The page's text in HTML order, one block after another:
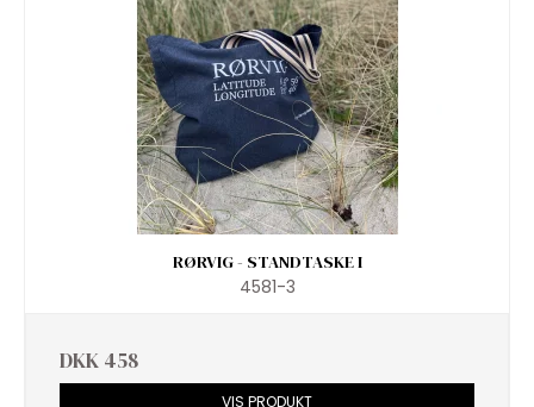
RØRVIG - STANDTASKE I
4581-3
DKK 458
VIS PRODUKT